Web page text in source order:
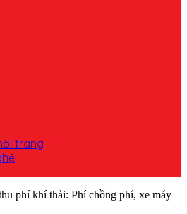
trang
phí khí thải: Phí chồng phí, xe máy